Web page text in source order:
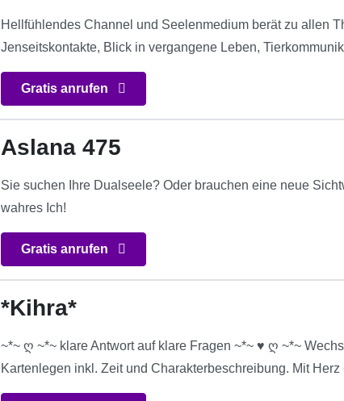
Hellfühlendes Channel und Seelenmedium berät zu allen
Jenseitskontakte, Blick in vergangene Leben,
Gratis anrufen
Aslana 475
Sie suchen Ihre Dualseele? Oder brauchen eine neue
wahres Ich!
Gratis anrufen
*Kihra*
~*~ ღ ~*~ klare Antwort auf klare Fragen ~*~ ♥ ღ ~*~
Kartenlegen inkl. Zeit und Charakterbeschreibung. Mit